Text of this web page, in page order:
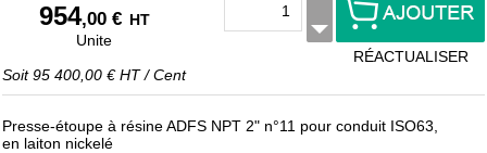
954,00 € HT
Unite
Soit95 400,00 € HT/Cent
RÉACTUALISER
Presse-étoupe à résine ADFS NPT 2" n°11 pour conduit ISO63,
en laiton nickelé